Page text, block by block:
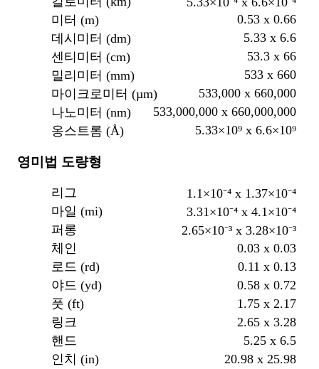
미터 (m)
0.53 x 0.66
데시미터 (dm)
5.33 x 6.6
센티미터 (cm)
53.3 x 66
밀리미터 (mm)
533 x 660
마이크로미터 (µm)
533,000 x 660,000
나노미터 (nm)
533,000,000 x 660,000,000
옹스트롬 (Å)
5.33×10⁹ x 6.6×10⁹
영미법 도량형
리그
1.1×10⁻⁴ x 1.37×10⁻⁴
마일 (mi)
3.31×10⁻⁴ x 4.1×10⁻⁴
퍼롱
2.65×10⁻³ x 3.28×10⁻³
체인
0.03 x 0.03
로드 (rd)
0.11 x 0.13
야드 (yd)
0.58 x 0.72
풋 (ft)
1.75 x 2.17
링크
2.65 x 3.28
핸드
5.25 x 6.5
인치 (in)
20.98 x 25.98